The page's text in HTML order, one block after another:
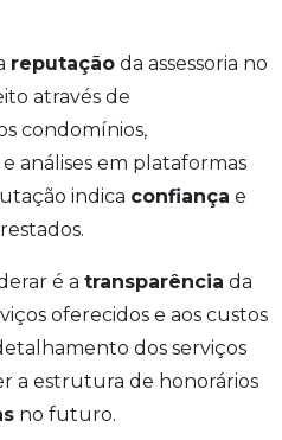
reputação da assessoria no
através de
condomínios,
análises em plataformas
indica confiança e
é a transparência da
oferecidos e aos custos
dos serviços
a estrutura de honorários
no futuro.